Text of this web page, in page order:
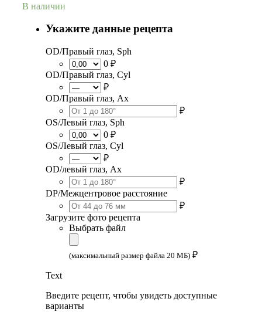
В наличии
Укажите данные рецепта
OD/Правый глаз, Sph
0 ₽
OD/Правый глаз, Cyl
₽
OD/Правый глаз, Ax
₽
OS/Левый глаз, Sph
0 ₽
OS/Левый глаз, Cyl
₽
OD/левый глаз, Ax
₽
DP/Межцентровое расстояние
₽
Загрузите фото рецепта
Выбрать файл
(максимальный размер файла 20 МБ) ₽
Text
Введите рецепт, чтобы увидеть доступные
варианты